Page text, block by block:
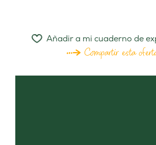
Añadir a mi cuaderno de
Compartir esta